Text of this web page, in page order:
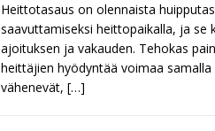
Heittotasaus on olennaista
saavuttamiseksi heittopaikalla, ja se
ajoituksen ja vakauden. Tehokas
heittäjien hyödyntää voimaa
vähenevät, […]